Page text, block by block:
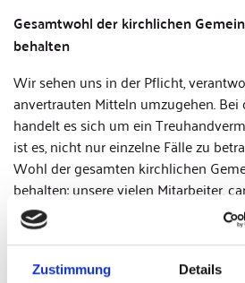
Zustimmung Details
Gesamtwohl der kirchlichen
behalten
Wir sehen uns in der Pflicht,
anvertrauten Mitteln umzugehen.
handelt es sich um ein
ist es, nicht nur einzelne Fälle zu
Wohl der gesamten kirchlichen
behalten: unsere vielen Mitarbeiter,
Bildungseinrichtungen etc.
erheblicher Höhe an einzelne
Verantwortung nicht gerecht.